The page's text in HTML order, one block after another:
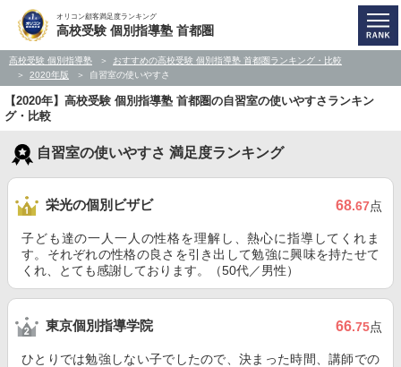
オリコン顧客満足度ランキング
高校受験 個別指導塾 首都圏
高校受験 個別指導塾
おすすめの高校受験 個別指導塾 首都圏ランキング・比較
2020年版
自習室の使いやすさ
【2020年】高校受験 個別指導塾 首都圏の自習室の使いやすさランキン
グ・比較
自習室の使いやすさ 満足度ランキング
栄光の個別ビザビ 68.67点
子ども達の一人一人の性格を理解し、熱心に指導してくれま
す。それぞれの性格の良さを引き出して勉強に興味を持たせて
くれ、とても感謝しております。（50代／男性）
東京個別指導学院 66.75点
ひとりでは勉強しない子でしたので、決まった時間、講師での